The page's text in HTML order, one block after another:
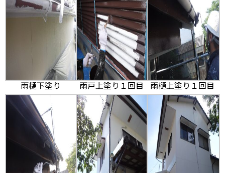
雨樋下塗り 雨戸上塗り１回目 雨樋上塗り１回目